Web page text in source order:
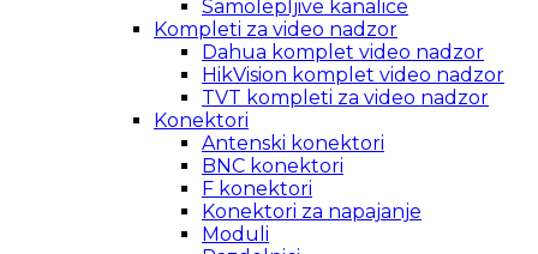
Samolepljive kanalice
Kompleti za video nadzor
Dahua komplet video nadzor
HikVision komplet video nadzor
TVT kompleti za video nadzor
Konektori
Antenski konektori
BNC konektori
F konektori
Konektori za napajanje
Moduli